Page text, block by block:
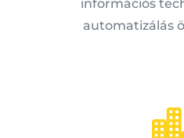
információs
automatizálás